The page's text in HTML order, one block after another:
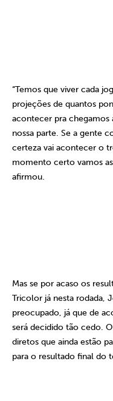
“Temos que viver cada
projeções de quantos
acontecer pra chegamos
nossa parte. Se a gente
certeza vai acontecer o
momento certo vamos
afirmou.
Mas se por acaso os
Tricolor já nesta rodada,
preocupado, já que de
será decidido tão cedo.
diretos que ainda estão
para o resultado final do